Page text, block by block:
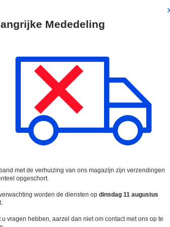
Verzendingen worden op dinsdag 11 augustus